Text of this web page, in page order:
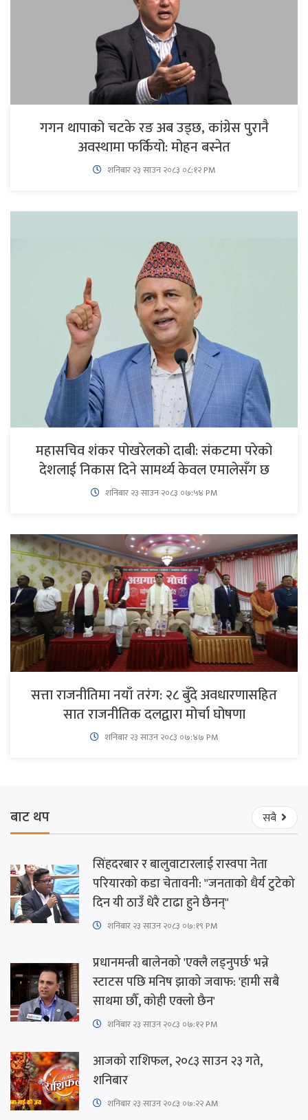
गगन थापाको चटके रङ अब उड्छ, कांग्रेस पुरानै
अवस्थामा फर्कियो: मोहन बस्नेत
शनिबार २३ साउन २०८३ ०८:१२ PM
महासचिव शंकर पोखरेलको दाबी: संकटमा परेको
देशलाई निकास दिने सामर्थ्य केवल एमालेसँग छ
शनिबार २३ साउन २०८३ ०७:५४ PM
सत्ता राजनीतिमा नयाँ तरंग: २८ बुँदे अवधारणासहित
सात राजनीतिक दलद्वारा मोर्चा घोषणा
शनिबार २३ साउन २०८३ ०७:४७ PM
बाट थप सबै
सिंहदरबार र बालुवाटारलाई रास्वपा नेता
परियारको कडा चेतावनी: "जनताको धैर्य टुटेको
दिन यी ठाउँ धेरै टाढा हुने छैनन्"
शनिबार २३ साउन २०८३ ०७:१९ PM
प्रधानमन्त्री बालेनको 'एक्लै लड्नुपर्छ' भन्ने
स्टाटस पछि मनिष झाको जवाफ: 'हामी सबै
साथमा छौँ, कोही एक्लो छैन'
शनिबार २३ साउन २०८३ ०७:१२ PM
आजको राशिफल, २०८३ साउन २३ गते,
शनिबार
शनिबार २३ साउन २०८३ ०७:२२ AM